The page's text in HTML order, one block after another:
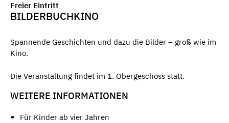
Freier Eintritt
BILDERBUCHKINO
Spannende Geschichten und dazu die Bilder – groß wie im
Kino.
Die Veranstaltung findet im 1. Obergeschoss statt.
WEITERE INFORMATIONEN
Für Kinder ab vier Jahren